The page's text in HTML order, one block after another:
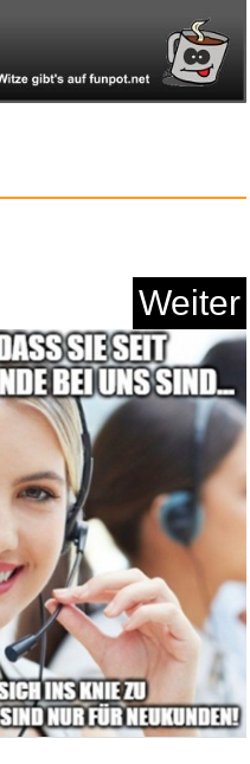
Set 2-teilig ...
Anzeige
Senior
Weiter